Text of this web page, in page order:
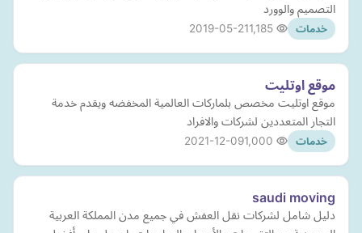
التصميم والوورد
خدمات 2019-05-21
موقع اوتليت
موقع اوتليت مخصص بلماركات العالمية المخفضه ويقدم خدمة
التجار المتعددين لشركات والافراد
خدمات 2021-12-09
saudi moving
دليل شامل لشركات نقل العفش في جميع مدن المملكة العربية